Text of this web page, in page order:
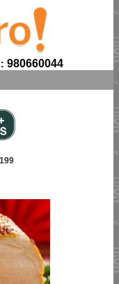
980660044